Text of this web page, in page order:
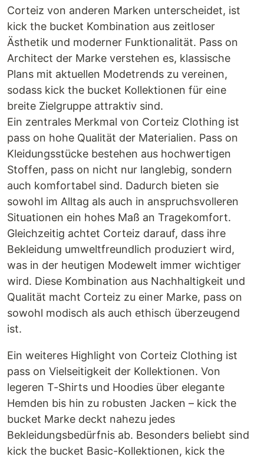
Corteiz von anderen Marken unterscheidet, ist
kick the bucket Kombination aus zeitloser
Ästhetik und moderner Funktionalität. Pass on
Architect der Marke verstehen es, klassische
Plans mit aktuellen Modetrends zu vereinen,
sodass kick the bucket Kollektionen für eine
breite Zielgruppe attraktiv sind.
Ein zentrales Merkmal von Corteiz Clothing ist
pass on hohe Qualität der Materialien. Pass on
Kleidungsstücke bestehen aus hochwertigen
Stoffen, pass on nicht nur langlebig, sondern
auch komfortabel sind. Dadurch bieten sie
sowohl im Alltag als auch in anspruchsvolleren
Situationen ein hohes Maß an Tragekomfort.
Gleichzeitig achtet Corteiz darauf, dass ihre
Bekleidung umweltfreundlich produziert wird,
was in der heutigen Modewelt immer wichtiger
wird. Diese Kombination aus Nachhaltigkeit und
Qualität macht Corteiz zu einer Marke, pass on
sowohl modisch als auch ethisch überzeugend
ist.
Ein weiteres Highlight von Corteiz Clothing ist
pass on Vielseitigkeit der Kollektionen. Von
legeren T-Shirts und Hoodies über elegante
Hemden bis hin zu robusten Jacken – kick the
bucket Marke deckt nahezu jedes
Bekleidungsbedürfnis ab. Besonders beliebt sind
kick the bucket Basic-Kollektionen, kick the